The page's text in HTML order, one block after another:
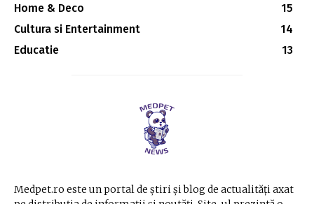
Home & Deco
15
Cultura si Entertainment
14
Educatie
13
Medpet.ro este un portal de știri și blog de actualități axat